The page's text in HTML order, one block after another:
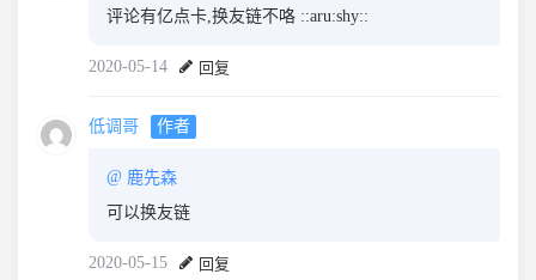
评论有亿点卡,换友链不咯 ::aru:shy::
2020-05-14 回复
低调哥 作者
@ 鹿先森
可以换友链
2020-05-15 回复